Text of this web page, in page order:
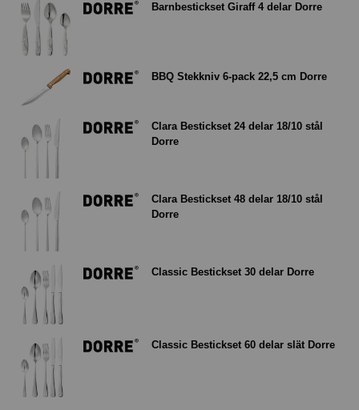
Barnbestickset Giraff 4 delar Dorre
BBQ Stekkniv 6-pack 22,5 cm Dorre
Clara Bestickset 24 delar 18/10 stål
Dorre
Clara Bestickset 48 delar 18/10 stål
Dorre
Classic Bestickset 30 delar Dorre
Classic Bestickset 60 delar slät Dorre